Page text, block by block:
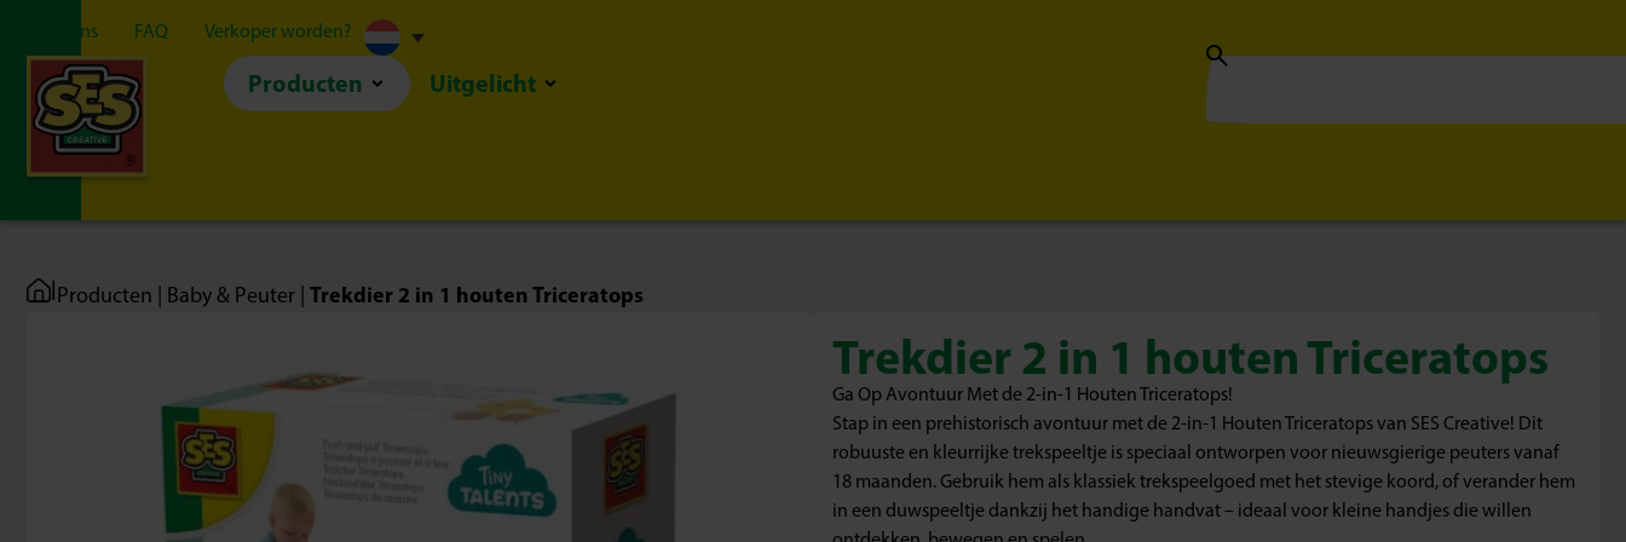
Over ons FAQ Verkoper worden?
Producten Uitgelicht
|Producten Baby & Peuter Trekdier 2 in 1 houten Triceratops
Trekdier 2 in 1 houten Triceratops
Ga Op Avontuur Met de 2-in-1 Houten Triceratops!
Stap in een prehistorisch avontuur met de 2-in-1 Houten Triceratops van SES Creative! Dit
robuuste en kleurrijke trekspeeltje is speciaal ontworpen voor nieuwsgierige peuters vanaf
18 maanden. Gebruik hem als klassiek trekspeelgoed met het stevige koord, of verander hem
in een duwspeeltje dankzij het handige handvat – ideaal voor kleine handjes die willen